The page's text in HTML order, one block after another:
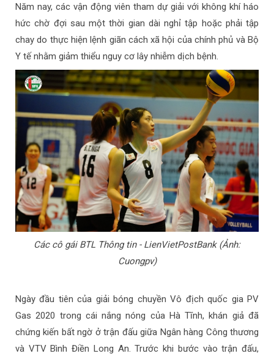
Năm nay, các vận động viên tham dự giải với không khí háo
hức chờ đợi sau một thời gian dài nghỉ tập hoặc phải tập
chay do thực hiện lệnh giãn cách xã hội của chính phủ và Bộ
Y tế nhằm giảm thiểu nguy cơ lây nhiễm dịch bệnh.
Các cô gái BTL Thông tin - LienVietPostBank (Ảnh:
Cuongpv)
Ngày đầu tiên của giải bóng chuyền Vô địch quốc gia PV
Gas 2020 trong cái nắng nóng của Hà Tĩnh, khán giả đã
chứng kiến bất ngờ ở trận đấu giữa Ngân hàng Công thương
và VTV Bình Điền Long An. Trước khi bước vào trận đấu,